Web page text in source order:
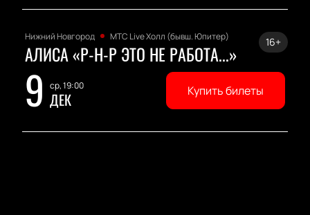
Нижний Новгород МТС Live Холл (бывш. Юпитер)
АЛИСА «Р-Н-Р ЭТО НЕ РАБОТА...»
9 ср, 19:00
ДЕК
16+
Купить билеты